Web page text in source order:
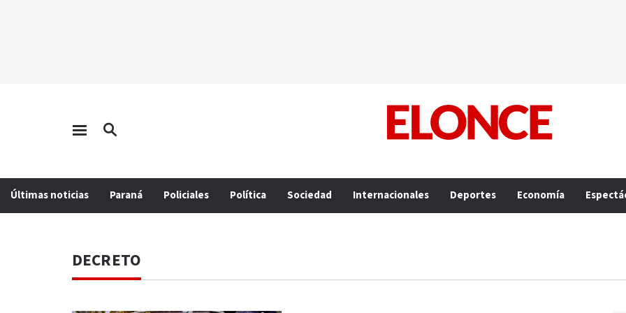
Últimas noticias Paraná Policiales Política Sociedad Internacionales Deportes Economía
DECRETO